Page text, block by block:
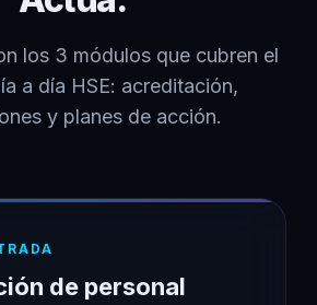
los 3 módulos que cubren el
a día HSE: acreditación,
y planes de acción.
de personal